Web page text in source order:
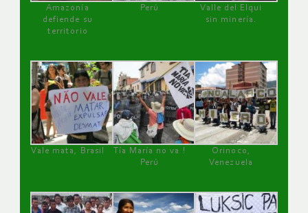
Amazonía
defiende su
territorio
Perú
Valle del Elqui
sin minería.
Vale mata, Brasil
Tía María no va !
Perú
Orinoco,
Venezuela